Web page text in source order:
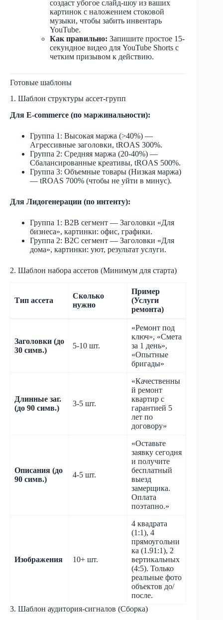
создаст убогое слайд-шоу из ваших
картинок с наложением стоковой
музыки, чтобы забить инвентарь
YouTube.
Как правильно: Запишите простое 15-
секундное видео для YouTube Shorts с
четким призывом к действию.
Готовые шаблоны
1. Шаблон структуры ассет-групп
Для E-commerce (по маржинальности):
Группа 1: Высокая маржа (>40%) —
Агрессивные заголовки, tROAS 300%.
Группа 2: Средняя маржа (20-40%) —
Сбалансированные креативы, tROAS 500%.
Группа 3: Объемные товары (Низкая маржа)
— tROAS 700% (чтобы не уйти в минус).
Для Лидогенерации (по интенту):
Группа 1: B2B сегмент — Заголовки «Для
бизнеса», картинки: офис, графики.
Группа 2: B2C сегмент — Заголовки «Для
дома», картинки: уют, результат услуги.
2. Шаблон набора ассетов (Минимум для старта)
Тип ассета
Сколько
нужно
Пример
(Услуги
ремонта)
Заголовки (до
30 симв.)
5-10 шт.
«Ремонт под
ключ», «Смета
за 1 день»,
«Опытные
бригады»
Длинные заг.
(до 90 симв.)
3-5 шт.
«Качественны
й ремонт
квартир с
гарантией 5
лет по
договору»
Описания (до
90 симв.)
4-5 шт.
«Оставьте
заявку сегодня
и получите
бесплатный
выезд
замерщика.
Оплата
поэтапно.»
Изображения 10+ шт.
4 квадрата
(1:1), 4
прямоугольни
ка (1.91:1), 2
вертикальных
(4:5). Только
реальные фото
объектов до/
после.
3. Шаблон аудитория-сигналов (Сборка)